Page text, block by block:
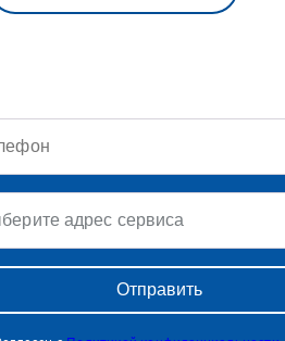
Выберите адрес сервиса